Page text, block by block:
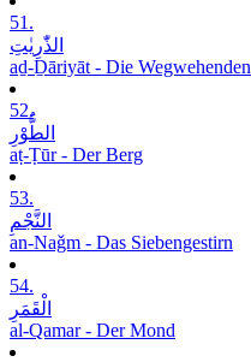
51.
الذّٰرِیٰتِ
aḏ-Ḏāriyāt - Die Wegwehenden
52.
الطُّوْرِ
aṭ-Ṭūr - Der Berg
53.
النَّجْمِ
an-Naǧm - Das Siebengestirn
54.
الْقَمَرِ
al-Qamar - Der Mond